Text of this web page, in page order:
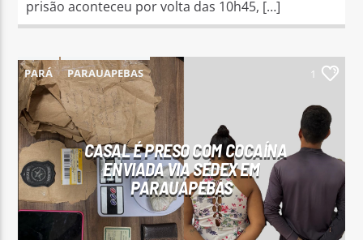
prisão aconteceu por volta das 10h45, […]
PARÁ PARAUAPEBAS 1
CASAL É PRESO COM COCAÍNA
ENVIADA VIA SEDEX EM
PARAUAPEBAS